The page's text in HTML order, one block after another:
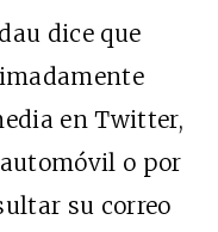
dice que
en Twitter,
o por
su correo